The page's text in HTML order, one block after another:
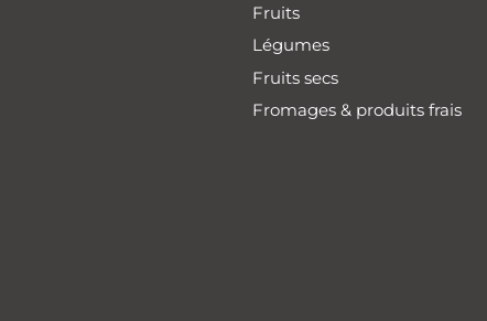
Fruits
Légumes
Fruits secs
Fromages & produits frais